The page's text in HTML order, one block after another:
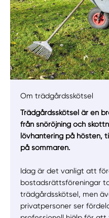
Manuellt Få
Välj
Om trädgårdsskötsel
Trädgårdsskötsel är en
från snöröjning och
lövhantering på hösten,
på sommaren.
Idag är det vanligt att
bostadsrättsföreningar
trädgårdsskötsel, men
privatpersoner ser